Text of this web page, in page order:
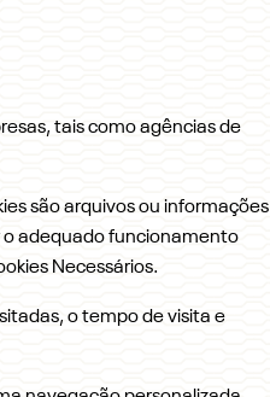
tais como agências de
são arquivos ou informações
o adequado funcionamento
Necessários.
o tempo de visita e